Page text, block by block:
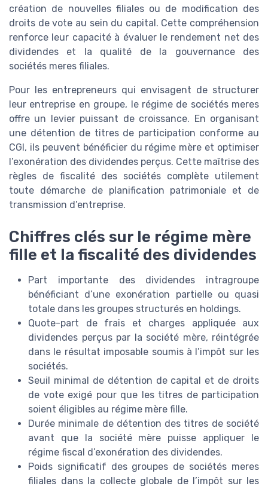
création de nouvelles filiales ou de modification des
droits de vote au sein du capital. Cette compréhension
renforce leur capacité à évaluer le rendement net des
dividendes et la qualité de la gouvernance des
sociétés meres filiales.
Pour les entrepreneurs qui envisagent de structurer
leur entreprise en groupe, le régime de sociétés meres
offre un levier puissant de croissance. En organisant
une détention de titres de participation conforme au
CGI, ils peuvent bénéficier du régime mère et optimiser
l’exonération des dividendes perçus. Cette maîtrise des
règles de fiscalité des sociétés complète utilement
toute démarche de planification patrimoniale et de
transmission d’entreprise.
Chiffres clés sur le régime mère
fille et la fiscalité des dividendes
Part importante des dividendes intragroupe
bénéficiant d’une exonération partielle ou quasi
totale dans les groupes structurés en holdings.
Quote-part de frais et charges appliquée aux
dividendes perçus par la société mère, réintégrée
dans le résultat imposable soumis à l’impôt sur les
sociétés.
Seuil minimal de détention de capital et de droits
de vote exigé pour que les titres de participation
soient éligibles au régime mère fille.
Durée minimale de détention des titres de société
avant que la société mère puisse appliquer le
régime fiscal d’exonération des dividendes.
Poids significatif des groupes de sociétés meres
filiales dans la collecte globale de l’impôt sur les